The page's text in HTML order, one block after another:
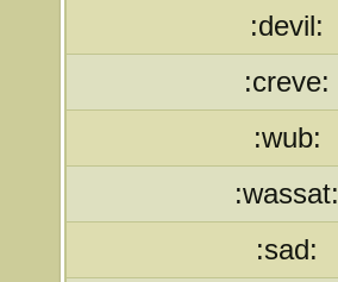
:devil:
:creve:
:wub:
:wassat:
:sad: